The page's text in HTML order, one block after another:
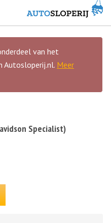
van het
Autosloperij.nl. Meer
Specialist)